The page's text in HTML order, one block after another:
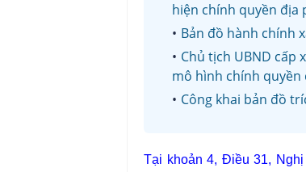
hiện chính quyền địa
Bản đồ hành chính
Chủ tịch UBND cấp
mô hình chính quyền
Công khai bản đồ
Tại khoản 4, Điều 31,